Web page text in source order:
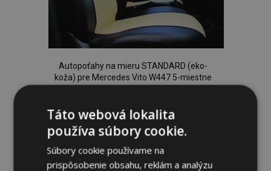
Autopoťahy na mieru STANDARD (eko-
koža) pre Mercedes Vito W447 5-miestne
Pridať Do Košíka
Pridať
Táto webová lokalita
používa súbory cookie.
Súbory cookie používame na
prispôsobenie obsahu, reklám a analýzu